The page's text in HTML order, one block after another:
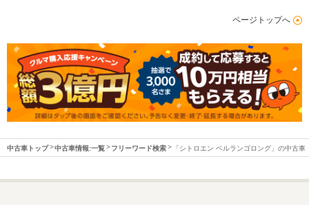
ページトップへ
中古車トップ 中古車情報:一覧 フリーワード検索 「シトロエン ベルランゴロング」の中古車